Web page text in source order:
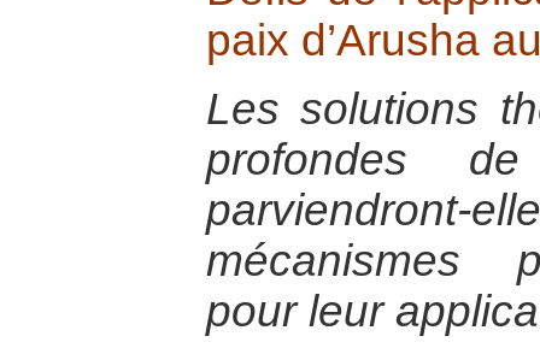
paix d’Arusha
Les solutions
profondes
mécanismes
pour leur